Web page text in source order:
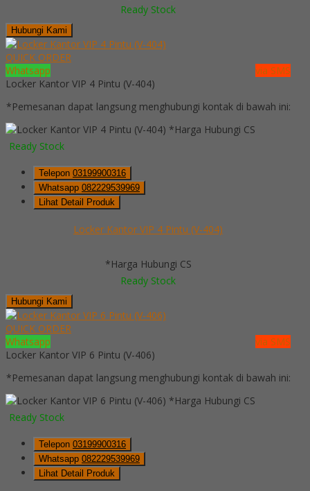
Ready Stock
Hubungi Kami
QUICK ORDER
Whatsapp
via SMS
Locker Kantor VIP 4 Pintu (V-404)
*Pemesanan dapat langsung menghubungi kontak di bawah ini:
*Harga Hubungi CS
Ready Stock
Telepon 03199900316
Whatsapp 082229539969
Lihat Detail Produk
Locker Kantor VIP 4 Pintu (V-404)
*Harga Hubungi CS
Ready Stock
Hubungi Kami
QUICK ORDER
Whatsapp
via SMS
Locker Kantor VIP 6 Pintu (V-406)
*Pemesanan dapat langsung menghubungi kontak di bawah ini:
*Harga Hubungi CS
Ready Stock
Telepon 03199900316
Whatsapp 082229539969
Lihat Detail Produk